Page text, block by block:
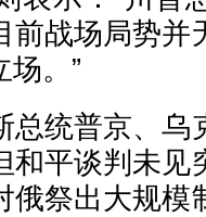
前战场局势并
。”
总统普京、乌
和平谈判未见
俄祭出大规模